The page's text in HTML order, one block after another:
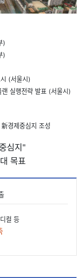
)
)
(서울시)
실행전략 발표 (서울시)
경제중심지 조성
심지"
목표
컬 등